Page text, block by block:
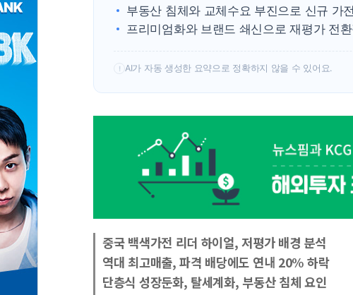
부동산 침체와 교체수요 부진으로 신규 가
프리미엄화와 브랜드 쇄신으로 재평가 전
! AI가 자동 생성한 요약으로 정확하지 않을 수 있어요.
중국 백색가전 리더 하이얼, 저평가 배경 분석
역대 최고매출, 파격 배당에도 연내 20% 하락
단층식 성장둔화, 탈세계화, 부동산 침체 요인